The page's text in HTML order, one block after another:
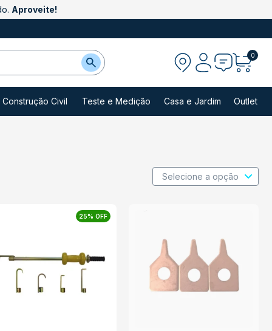
Aproveite!
0
Construção Civil Teste e Medição Casa e Jardim Outlet
25% OFF